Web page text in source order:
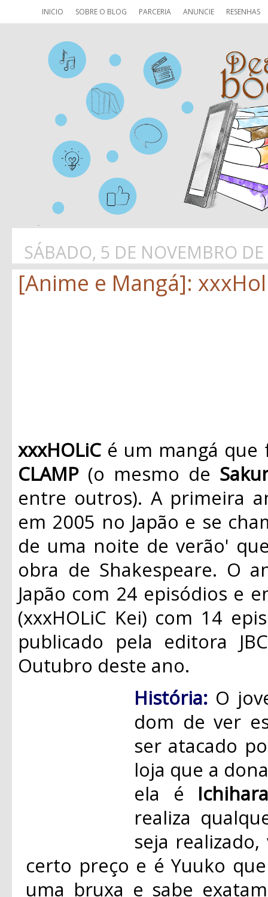
INICIO SOBRE O BLOG PARCERIA ANUNCIE RESENHAS
SÁBADO, 5 DE NOVEMBRO
[Anime e Mangá]:
xxxHOLiCé um mangá que
CLAMP (o mesmo de
entre outros). A primeira
em 2005 no Japão e se
de uma noite de verão'
obra de Shakespeare. O
Japão com 24 episódios e
(xxxHOLiC Kei) com 14
publicado pela editora
Outubro deste ano.
História: O
dom de ver
ser atacado
loja que a
ela é
realiza
seja
certo preço e é Yuuko
uma bruxa e sabe